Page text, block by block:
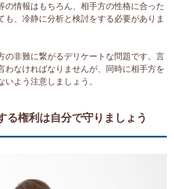
の情報はもちろん、相手方の性格に合った
も、冷静に分析と検討をする必要がありま
の非難に繋がるデリケートな問題です。言
わなければなりませんが、同時に相手方を
よう注意しましょう。
る権利は自分で守りましょう